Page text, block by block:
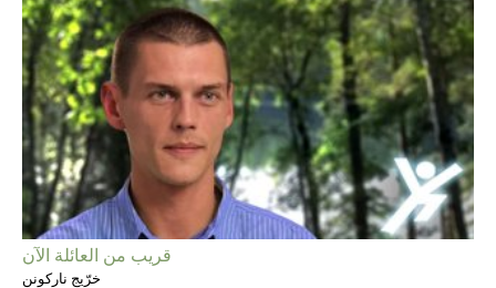
قريب من العائلة الآن
خرّيج ناركونن